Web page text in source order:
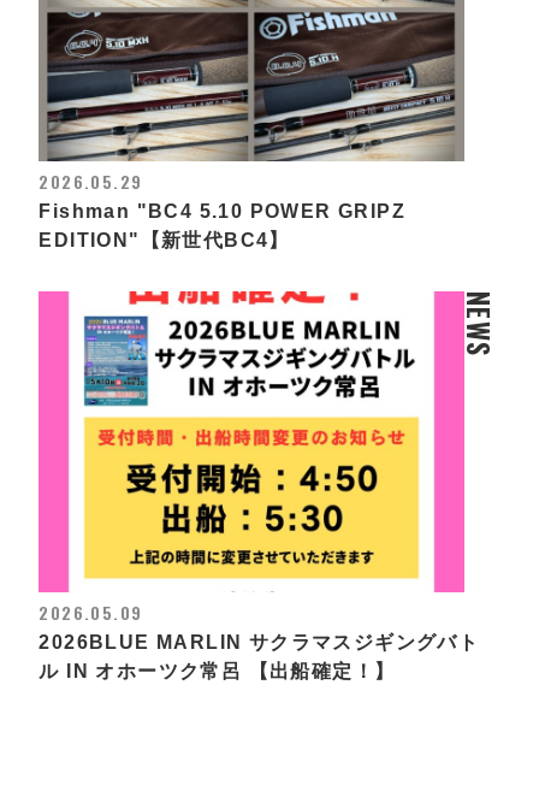
2026.05.29
Fishman "BC4 5.10 POWER GRIPZ
EDITION"【新世代BC4】
NEWS
2026.05.09
2026BLUE MARLIN サクラマスジギングバト
ル IN オホーツク常呂 【出船確定！】